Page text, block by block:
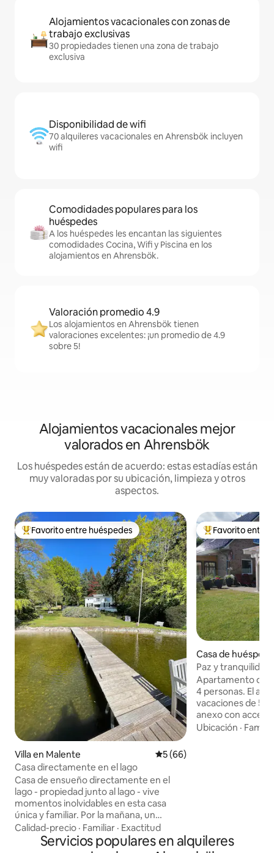
Alojamientos vacacionales con zonas de
trabajo exclusivas
30 propiedades tienen una zona de trabajo
exclusiva
Disponibilidad de wifi
70 alquileres vacacionales en Ahrensbök incluyen
wifi
Comodidades populares para los
huéspedes
A los huéspedes les encantan las siguientes
comodidades Cocina, Wifi y Piscina en los
alojamientos en Ahrensbök.
Valoración promedio 4.9
Los alojamientos en Ahrensbök tienen
valoraciones excelentes: ¡un promedio de 4.9
sobre 5!
Alojamientos vacacionales mejor
valorados en Ahrensbök
Los huéspedes están de acuerdo: estas estadías están
muy valoradas por su ubicación, limpieza y otros
aspectos.
Favorito entre huéspedes preferido
Favorito entre huéspedes
Villa en Malente Calificación promedio: 5 de
5 (66)
Casa directamente en el lago
Casa de ensueño directamente en el
lago - propiedad junto al lago - vive
momentos inolvidables en esta casa
única y familiar. Por la mañana, un
chapuzón rápido en el lago, una vuelta
nadando, surf de remo, remar, pescar...
Todo directamente desde la propiedad.
Calidad-precio · Familiar · Exactitud
Favorito entre
Favorito entre
Casa de
au
Paz y tranquilidad
Báltico
Apartamento de
4 personas. El apartamento de
vacaciones de 55
anexo con acceso
apartamento
Ubicación ·
Servicios populares en alquileres